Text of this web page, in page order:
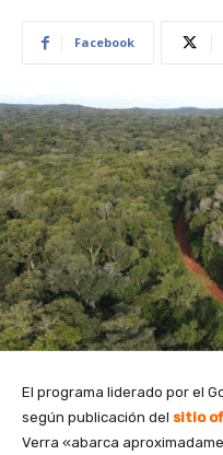
Facebook
El programa liderado por el
según publicación del sitio
Verra «abarca